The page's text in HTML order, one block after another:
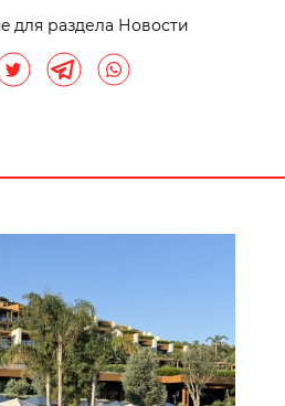
для раздела Новости